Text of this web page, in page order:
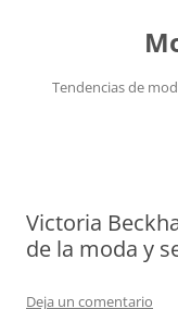
Tendencias de
Victoria
de la moda y
Deja un comentario